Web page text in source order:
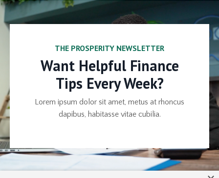
THE PROSPERITY NEWSLETTER
Want Helpful Finance
Tips Every Week?
Lorem ipsum dolor sit amet, metus at rhoncus
dapibus, habitasse vitae cubilia.